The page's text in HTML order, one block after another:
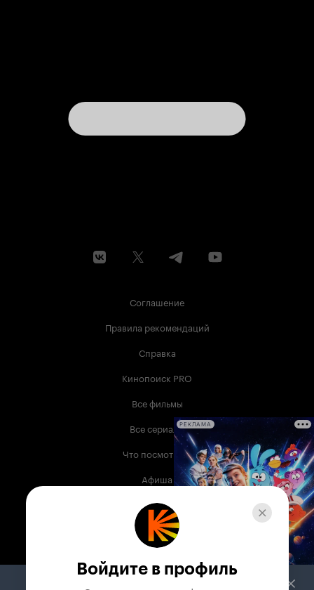
Соглашение
Правила рекомендаций
Справка
Кинопоиск PRO
Все фильмы
Все сериалы
Что посмотреть
Афиша
Музыка
Телепрограмма
Служба поддержки
РЕКЛАМА
Войдите в профиль